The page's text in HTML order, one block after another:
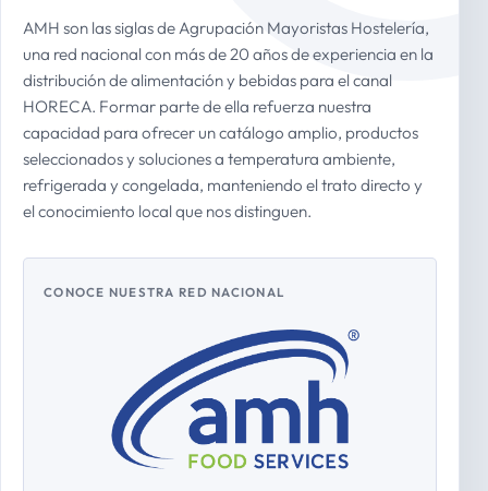
AMH son las siglas de Agrupación Mayoristas Hostelería,
una red nacional con más de 20 años de experiencia en la
distribución de alimentación y bebidas para el canal
HORECA. Formar parte de ella refuerza nuestra
capacidad para ofrecer un catálogo amplio, productos
seleccionados y soluciones a temperatura ambiente,
refrigerada y congelada, manteniendo el trato directo y
el conocimiento local que nos distinguen.
CONOCE NUESTRA RED NACIONAL